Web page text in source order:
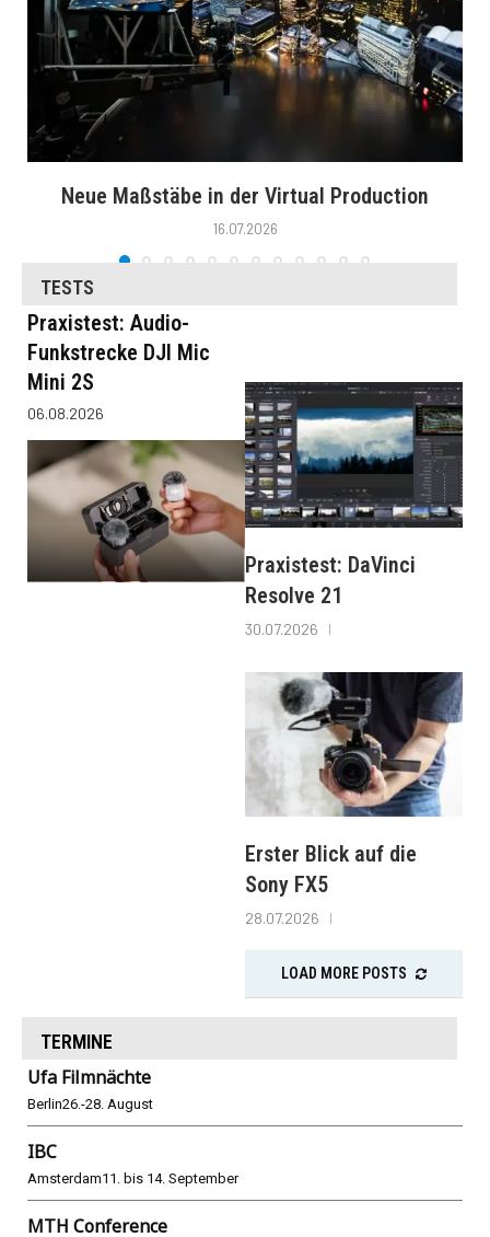
Neue Maßstäbe in der Virtual Production
16.07.2026
TESTS
Praxistest: Audio-
Funkstrecke DJI Mic
Mini 2S
06.08.2026
Praxistest: DaVinci
Resolve 21
30.07.2026
Erster Blick auf die
Sony FX5
28.07.2026
LOAD MORE POSTS
TERMINE
Ufa Filmnächte
Berlin26.-28. August
IBC
Amsterdam11. bis 14. September
MTH Conference